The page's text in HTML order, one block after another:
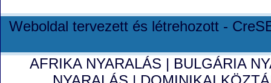
Weboldal tervezett és létrehozott -
AFRIKA NYARALÁS | BULGÁRIA